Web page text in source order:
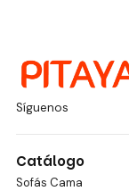
Síguenos
Catálogo
Sofás Cama